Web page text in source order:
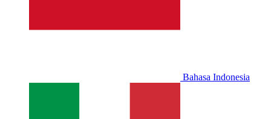
Bahasa Indonesia